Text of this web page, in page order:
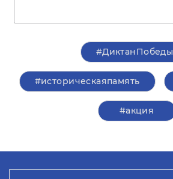
#ДиктанПобеды
#историческаяпамять
#акция